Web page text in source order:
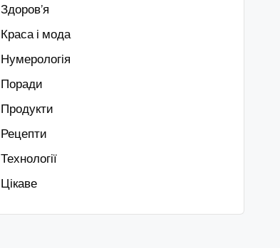
Здоров’я
Краса і мода
Нумерологія
Поради
Продукти
Рецепти
Технології
Цікаве